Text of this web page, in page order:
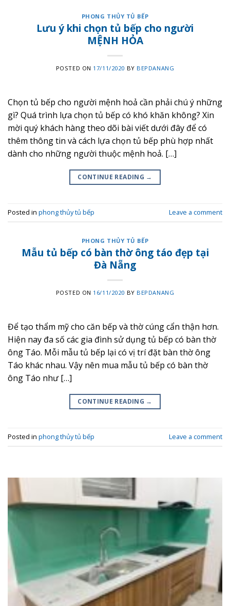
PHONG THỦY TỦ BẾP
Lưu ý khi chọn tủ bếp cho người
MỆNH HỎA
POSTED ON 17/11/2020 BY BEPDANANG
Chọn tủ bếp cho người mệnh hoả cần phải chú ý những
gì? Quá trình lựa chọn tủ bếp có khó khăn không? Xin
mời quý khách hàng theo dõi bài viết dưới đây để có
thêm thông tin và cách lựa chọn tủ bếp phù hợp nhất
dành cho những người thuộc mệnh hoả. […]
CONTINUE READING →
Posted in phong thủy tủ bếp Leave a comment
PHONG THỦY TỦ BẾP
Mẫu tủ bếp có bàn thờ ông táo đẹp tại
Đà Nẵng
POSTED ON 16/11/2020 BY BEPDANANG
Để tạo thẩm mỹ cho căn bếp và thờ cúng cẩn thận hơn.
Hiện nay đa số các gia đình sử dụng tủ bếp có bàn thờ
ông Táo. Mỗi mẫu tủ bếp lại có vị trí đặt bàn thờ ông
Táo khác nhau. Vậy nên mua mẫu tủ bếp có bàn thờ
ông Táo như […]
CONTINUE READING →
Posted in phong thủy tủ bếp Leave a comment